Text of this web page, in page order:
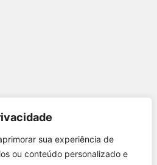
oferecer melhor
analisar
sua experiência de
ou conteúdo personalizado e